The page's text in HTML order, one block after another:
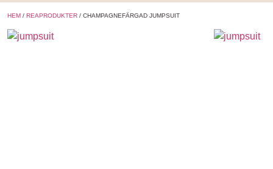
HEM / REAPRODUKTER / CHAMPAGNEFÄRGAD JUMPSUIT